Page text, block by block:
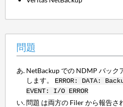
問題
NetBackup での NDMP バック
します。 ERROR: DATA:
EVENT: I/O ERROR
問題 は両方の Filer から報告さ